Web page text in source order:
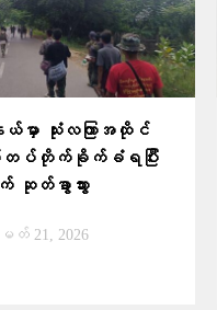
မှာ သုံးလကြာအထိုင်
ပ်တိုက်ခိုက်ခံရပြီး
က် ဆုတ်ခွာသွား
မတ် 21, 2026